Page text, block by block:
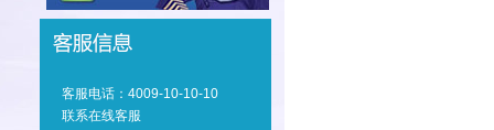
客服电话：4009-10-10-10
联系在线客服